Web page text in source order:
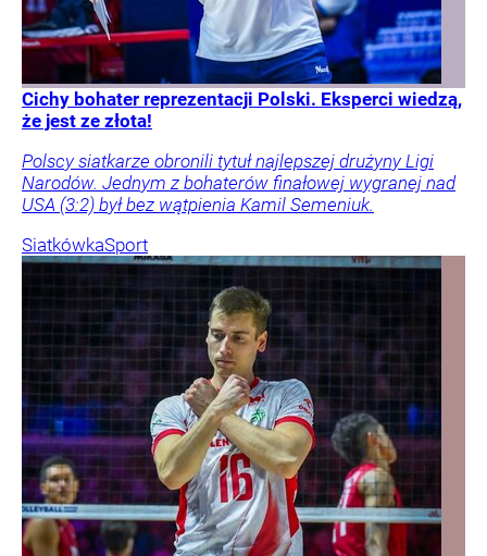
Cichy bohater reprezentacji Polski. Eksperci wiedzą,
że jest ze złota!
Polscy siatkarze obronili tytuł najlepszej drużyny Ligi
Narodów. Jednym z bohaterów finałowej wygranej nad
USA (3:2) był bez wątpienia Kamil Semeniuk.
SiatkówkaSport